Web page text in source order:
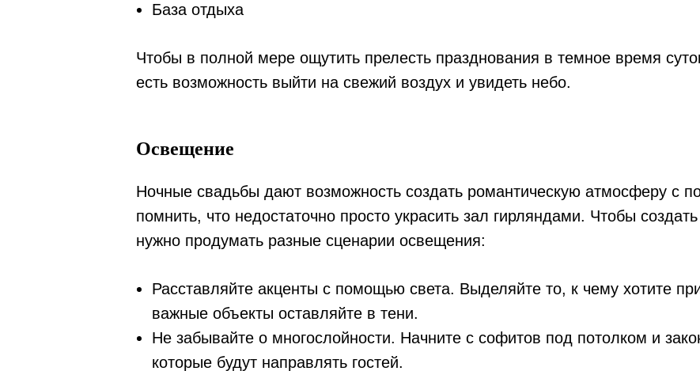
База отдыха
Чтобы в полной мере ощутить прелесть празднования в темное время
есть возможность выйти на свежий воздух и увидеть небо.
Освещение
Ночные свадьбы дают возможность создать романтическую атмосферу с
помнить, что недостаточно просто украсить зал гирляндами. Чтобы
нужно продумать разные сценарии освещения:
Расставляйте акценты с помощью света. Выделяйте то, к чему хотите
важные объекты оставляйте в тени.
Не забывайте о многослойности. Начните с софитов под потолком и
которые будут направлять гостей.